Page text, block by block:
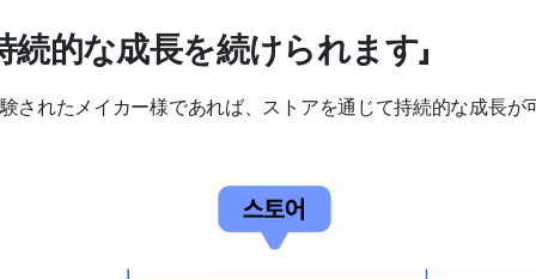
続的な成長を続けられます」
されたメイカー様であれば、ストアを通じて持続的な成長が